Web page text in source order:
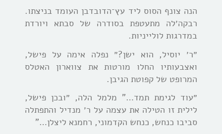
הנה צונף הסוס ליד עץ־הדובדבן העומד בניצתו.
רבקה׳לה מתעטפת בסודרה של סבתא ויורדת
במדרגות לולייניות.
״ר׳ יוסיל, הוא ישן?״ נפלה אימה על פישל,
ואצבעותיו החלו מורטות את צווארון האטלס
המרופט של קפוטת הגיבן.
״עוד לגימת תמד…” מלמל הלה, ״ובכן פישל,
לילית זו הטילה את עצמה על ר׳ מנדיל והתפתלה
סביבו כנחש, כנחש הקדמוני, רחמנא ליצלן…”